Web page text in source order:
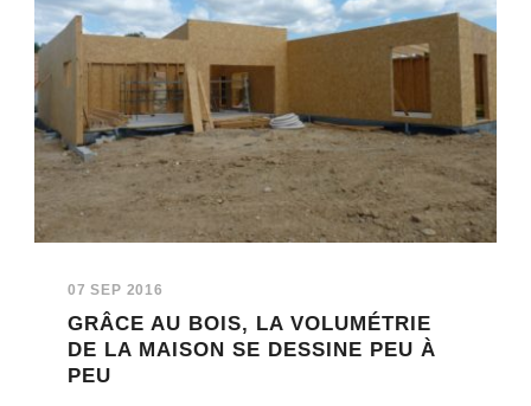
07 SEP 2016
GRÂCE AU BOIS, LA VOLUMÉTRIE
DE LA MAISON SE DESSINE PEU À
PEU